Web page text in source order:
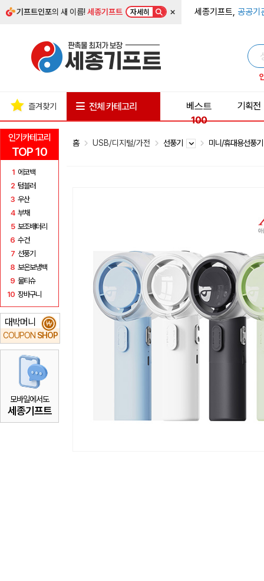
기프트인포의 새 이름!세종기프트 자세히 × 세종기프트, 공공기
인기카테고리
TOP 10
1 에코백
2 텀블러
3 우산
4 부채
5 보조배터리
6 수건
7 선풍기
8 보온보냉백
9 물티슈
10 장바구니
대박머니
COUPON SHOP
₩
모바일에서도
세종기프트
즐겨찾기 전체 카테고리
베스트
100
기획전
홈 USB/디지털/가전 선풍기 미니/휴대용선풍